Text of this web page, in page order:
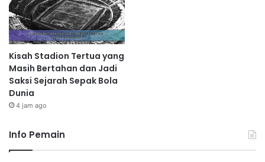
Kisah Stadion Tertua yang
Masih Bertahan dan Jadi
Saksi Sejarah Sepak Bola
Dunia
4 jam ago
Info Pemain